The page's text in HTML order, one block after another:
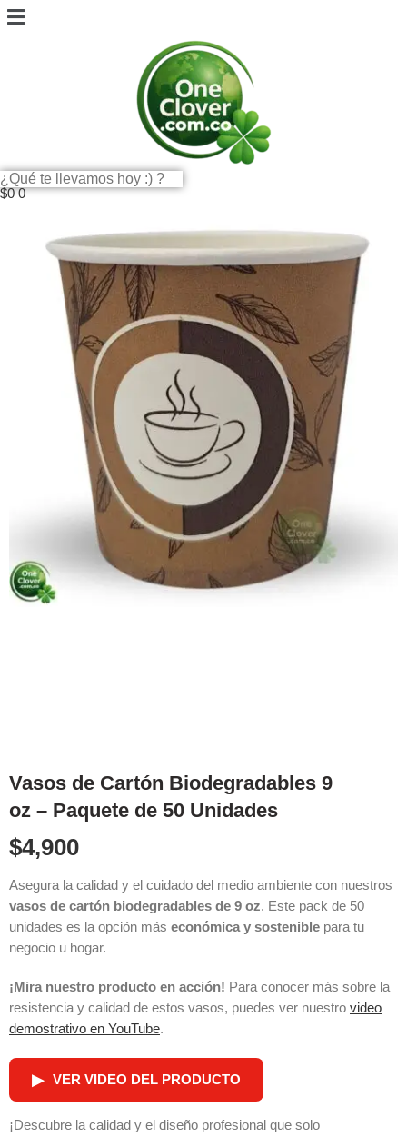
$0 0
Vasos de Cartón Biodegradables 9
oz – Paquete de 50 Unidades
$4,900
Asegura la calidad y el cuidado del medio ambiente con nuestros
vasos de cartón biodegradables de 9 oz. Este pack de 50
unidades es la opción más económica y sostenible para tu
negocio u hogar.
¡Mira nuestro producto en acción! Para conocer más sobre la
resistencia y calidad de estos vasos, puedes ver nuestro video
demostrativo en YouTube.
▶ VER VIDEO DEL PRODUCTO
¡Descubre la calidad y el diseño profesional que solo